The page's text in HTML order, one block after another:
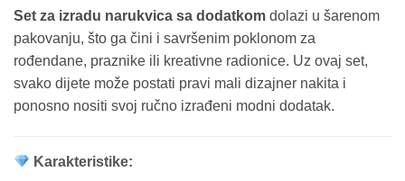
Set za izradu narukvica sa dodatkom dolazi u šarenom
pakovanju, što ga čini i savršenim poklonom za
rođendane, praznike ili kreativne radionice. Uz ovaj set,
svako dijete može postati pravi mali dizajner nakita i
ponosno nositi svoj ručno izrađeni modni dodatak.
Karakteristike: